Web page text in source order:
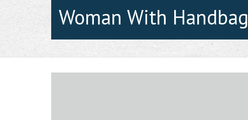
Woman With Handbag